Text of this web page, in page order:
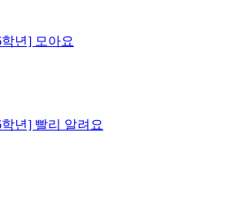
년] 모아요
년] 빨리 알려요